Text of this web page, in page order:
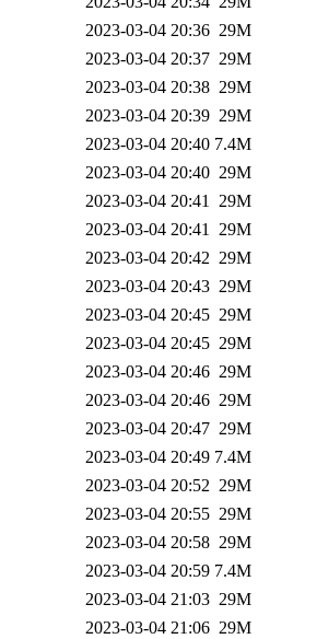
2023-03-04 20:36 29M
2023-03-04 20:37 29M
2023-03-04 20:38 29M
2023-03-04 20:39 29M
2023-03-04 20:40 7.4M
2023-03-04 20:40 29M
2023-03-04 20:41 29M
2023-03-04 20:41 29M
2023-03-04 20:42 29M
2023-03-04 20:43 29M
2023-03-04 20:45 29M
2023-03-04 20:45 29M
2023-03-04 20:46 29M
2023-03-04 20:46 29M
2023-03-04 20:47 29M
2023-03-04 20:49 7.4M
2023-03-04 20:52 29M
2023-03-04 20:55 29M
2023-03-04 20:58 29M
2023-03-04 20:59 7.4M
2023-03-04 21:03 29M
2023-03-04 21:06 29M